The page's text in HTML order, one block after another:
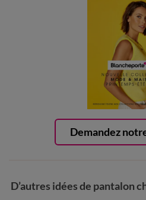
Demandez
D’autres idées de pantalon